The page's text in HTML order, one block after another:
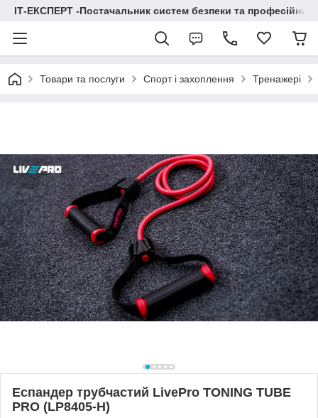
ІТ-ЕКСПЕРТ -Постачальник систем безпеки та професійних
Товари та послуги Спорт і захоплення Тренажері
Еспандер трубчастий LivePro TONING TUBE
PRO (LP8405-H)